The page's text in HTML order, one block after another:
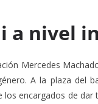
a nivel
Mercedes
A la plaza del
encargados de